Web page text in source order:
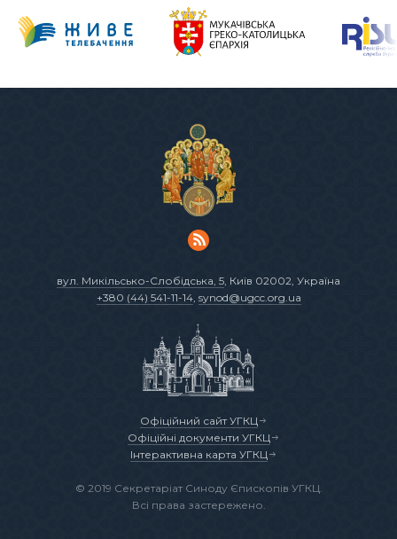
вул. Микільсько-Слобідська, 5, Київ 02002, Україна
+380 (44) 541-11-14, synod@ugcc.org.ua
Офіційний сайт УГКЦ
Офіційні документи УГКЦ
Інтерактивна карта УГКЦ
© 2019 Секретаріат Синоду Єпископів УГКЦ.
Всі права застережено.